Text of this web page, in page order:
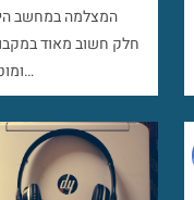
המצלמה במחשב
חלק חשוב מאוד
ומוטב…